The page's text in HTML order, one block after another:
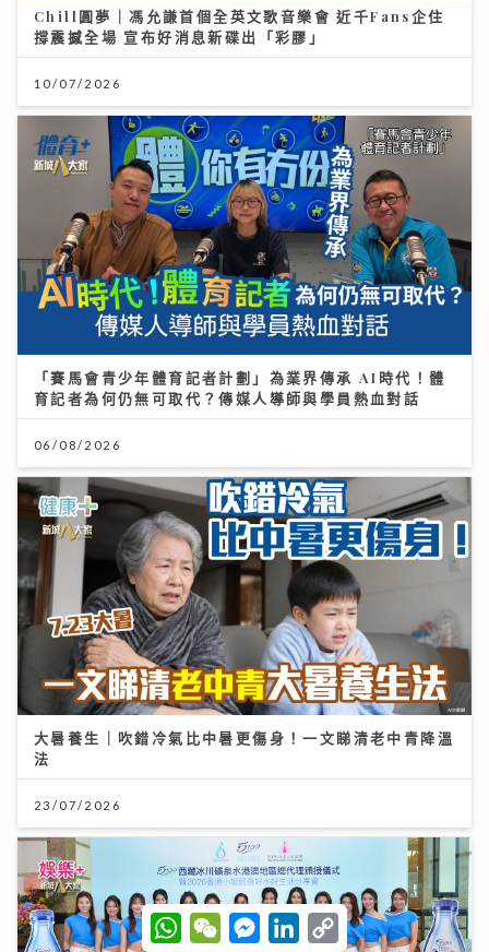
Chill圓夢｜馮允謙首個全英文歌音樂會 近千Fans企住
撐震撼全場 宣布好消息新碟出「彩膠」
10/07/2026
「賽馬會青少年體育記者計劃」為業界傳承 AI時代！體
育記者為何仍無可取代？傳媒人導師與學員熱血對話
06/08/2026
大暑養生｜吹錯冷氣比中暑更傷身！一文睇清老中青降溫
法
23/07/2026
W
h
W
e
M
e
L
C
o